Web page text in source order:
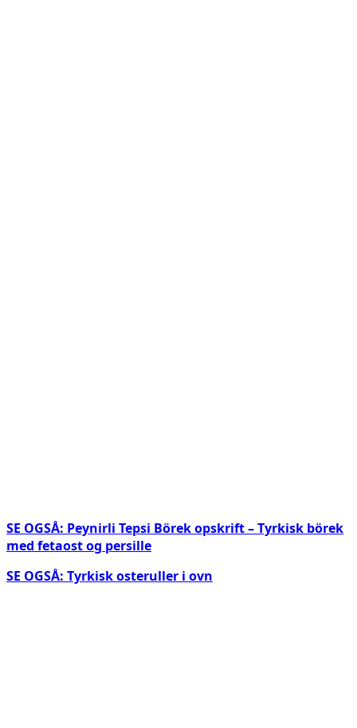
SE OGSÅ: Peynirli Tepsi Börek opskrift – Tyrkisk börek
med fetaost og persille
SE OGSÅ: Tyrkisk osteruller i ovn